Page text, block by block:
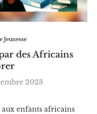
Jeunesse
des Africains
2023
aux enfants africains